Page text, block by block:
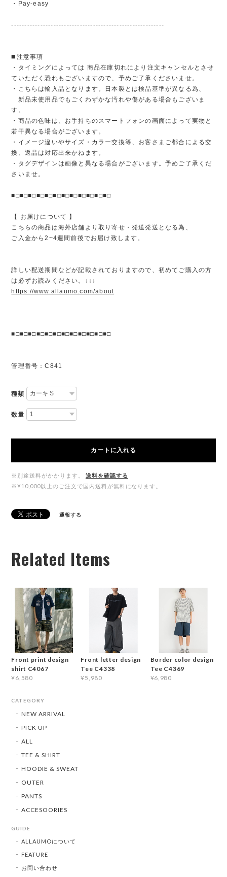
・Pay-easy
----------------------------------------------------------
◼️注意事項
・タイミングによっては 商品在庫切れにより注文キャンセルとさせ
ていただく恐れもございますので、予めご了承くださいませ。
・こちらは輸入品となります。日本製とは検品基準が異なる為、
新品未使用品でもごくわずかな汚れや傷がある場合もございま
す。
・商品の色味は、お手持ちのスマートフォンの画面によって実物と
若干異なる場合がございます。
・イメージ違いやサイズ・カラー交換等、お客さまご都合による交
換、返品は対応出来かねます。
・タグデザインは画像と異なる場合がございます。予めご了承くだ
さいませ。
■□■□■□■□■□■□■□■□■□■□■□■□
【 お届けについて 】
こちらの商品は海外店舗より取り寄せ・発送発送となる為、
ご入金から2~4週間前後でお届け致します。
詳しい配送期間などが記載されておりますので、初めてご購入の方
は必ずお読みください。↓↓↓
https://www.allaumo.com/about
■□■□■□■□■□■□■□■□■□■□■□■□
管理番号：C841
種類
数量
カートに入れる
※別途送料がかかります。
送料を確認する
※¥10,000以上のご注文で国内送料が無料になります。
通報する
Related Items
Front print design
shirt C4067
¥6,580
Front letter design
Tee C4338
¥5,980
Border color design
Tee C4369
¥6,980
CATEGORY
NEW ARRIVAL
PICK UP
ALL
TEE & SHIRT
HOODIE & SWEAT
OUTER
PANTS
ACCESOORIES
GUIDE
ALLAUMOについて
FEATURE
お問い合わせ